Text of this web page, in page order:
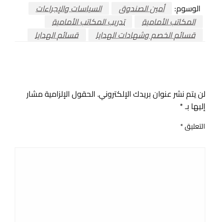
الوسوم:
أمين الصندوق
السياسات والإجراءات
المكاتب الأمامية
تدريب المكاتب الأمامية
قسائم الخصم وشهادات الهدايا
قسائم الهدايا
لن يتم نشر عنوان بريدك الإلكتروني. الحقول الإلزامية مشار
إليها بـ*
التعليق*